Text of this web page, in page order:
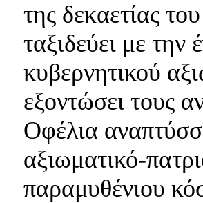
της δεκαετίας
ταξιδεύει με την
κυβερνητικού
εξοντώσει τους
Οφέλια
αξιωματικό-
παραμυθένιου